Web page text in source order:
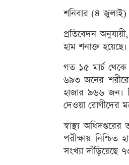
শনিবার (৪ জুলাই)
প্রতিবেদন
হাম শনাক্ত
গত ১৫ মার্চ
৬৯৩ জনের শরীরে
হাজার ৯৬৬ জন।
দেওয়া রোগীদের
স্বাস্থ্য
পরীক্ষায়
সংখ্যা দাঁড়িয়েছে